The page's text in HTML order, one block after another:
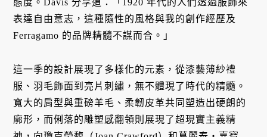
態度。Davis 分享道：「1920 年代的人們透過服飾來
表達自由意志，這種隨性的風格與我的創作經歷及
Ferragamo 的品牌精髓不謀而合。」
這一季的設計展現了多樣化的元素，從漆藝薄紗禮
服、羽毛飾面到亮片刺繡，無不體現了時代的精髓。
寬大的肩型與重磅羊毛、柔韌皮革共同塑造出硬朗的
廓形，而俐落的雕塑感翻領則展現了超現實主義精